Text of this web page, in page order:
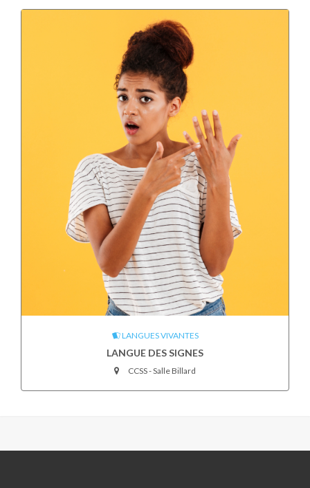
LANGUES VIVANTES
LANGUE DES SIGNES
CCSS - Salle Billard